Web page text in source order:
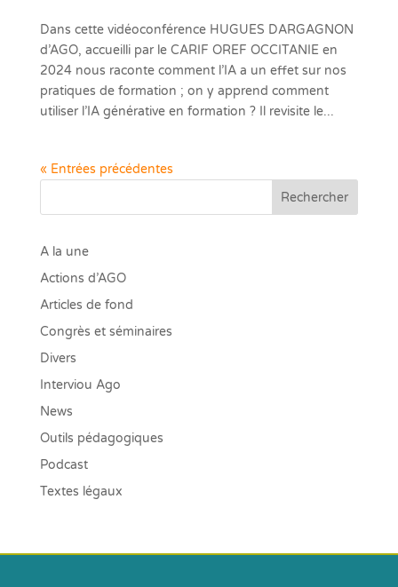
Dans cette vidéoconférence HUGUES DARGAGNON
d’AGO, accueilli par le CARIF OREF OCCITANIE en
2024 nous raconte comment l’IA a un effet sur nos
pratiques de formation ; on y apprend comment
utiliser l’IA générative en formation ? Il revisite le...
« Entrées précédentes
Rechercher
A la une
Actions d’AGO
Articles de fond
Congrès et séminaires
Divers
Interviou Ago
News
Outils pédagogiques
Podcast
Textes légaux